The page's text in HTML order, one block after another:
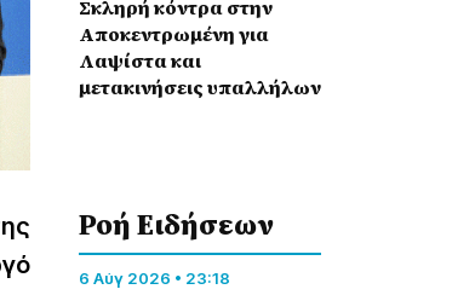
Σκληρή κόντρα στην
Αποκεντρωμένη για
Λαψίστα και
μετακινήσεις υπαλλήλων
Ροή Eιδήσεων
6 Αύγ 2026 • 23:18